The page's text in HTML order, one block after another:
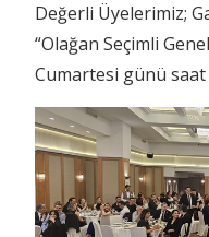
Değerli Üyelerimiz;
“Olağan Seçimli
Cumartesi günü saat